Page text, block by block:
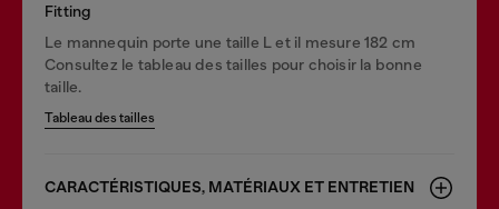
Fitting
Le mannequin porte une taille L et il mesure 182 cm
Consultez le tableau des tailles pour choisir la bonne
taille.
Tableau des tailles
CARACTÉRISTIQUES, MATÉRIAUX ET ENTRETIEN